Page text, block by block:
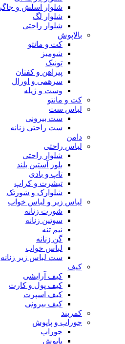
شلوار اسلش و جاگر
شلوار لگ
شلوار راحتی
بالاپوش
کت و مانتو
شومیز
تونیک
پیراهن و کفتان
سرهمی و اورال
وست و ژیله
کت و مانتو
لباس ست
ست بیرونی
ست راحتی زنانه
دامن
لباس راحتی
شلوار راحتی
بلوز آستین بلند
تاپ و بادی
تیشرت و کراپ
شلوارک و شورتک
لباس زیر و لباس خواب
شورت زنانه
سوتین زنانه
نیم تنه
گن زنانه
لباس خواب
ست لباس زیر زنانه
کیف
کیف آرایشی
کیف پول و کارت
کیف اسپرت
کیف بیرونی
کمربند
جوراب و پاپوش
جوراب
پاپوش